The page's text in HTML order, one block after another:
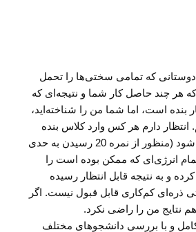
که تمامی سختی‌ها را تحمل
که هر چند حاصل کار شما و نتیجه‌ای که
بنده است، اما شما من را شناخته‌اید،
انتظار دارم هر کس وارد کلاس بنده
شد، با نمره 20 خارج شود (منظور از نمره 20 رسیدن به حدی
انرژی‌ای که ممکن بوده است را
و به نتیجه قابل انتظار رسیده
کم‌کاری قابل قبول نیست. اگر
هم نتایج من را راضی نکرد.
و با بررسی دانشجوهای مختلف